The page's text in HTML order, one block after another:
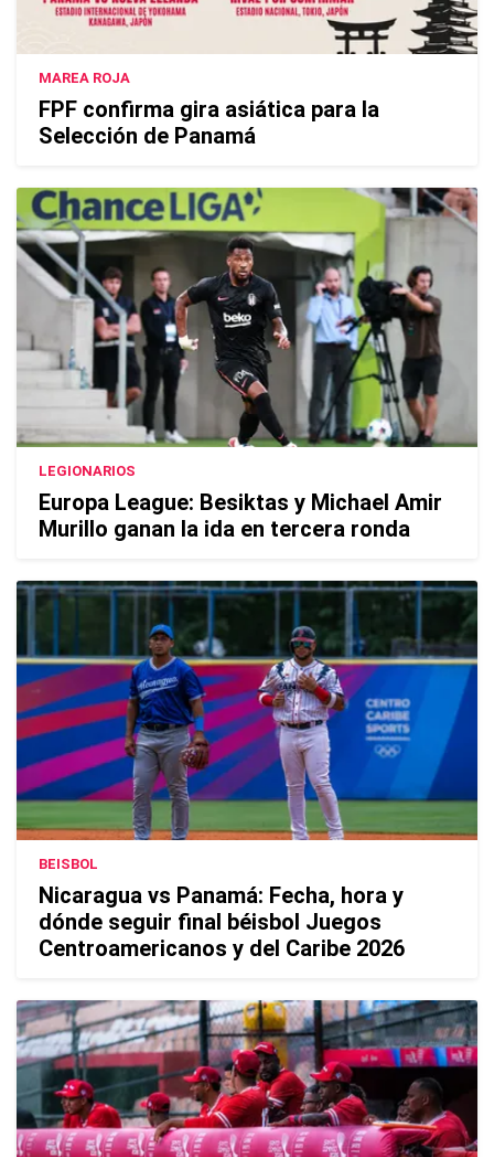
MAREA ROJA
FPF confirma gira asiática para la
Selección de Panamá
LEGIONARIOS
Europa League: Besiktas y Michael Amir
Murillo ganan la ida en tercera ronda
BEISBOL
Nicaragua vs Panamá: Fecha, hora y
dónde seguir final béisbol Juegos
Centroamericanos y del Caribe 2026